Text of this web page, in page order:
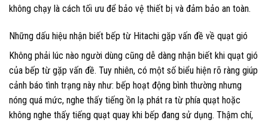
không chạy là cách tối ưu để bảo vệ thiết bị và đảm bảo an toàn.
Những dấu hiệu nhận biết bếp từ Hitachi gặp vấn đề về quạt gió
Không phải lúc nào người dùng cũng dễ dàng nhận biết khi quạt gió
của bếp từ gặp vấn đề. Tuy nhiên, có một số biểu hiện rõ ràng giúp
cảnh báo tình trạng này như: bếp hoạt động bình thường nhưng
nóng quá mức, nghe thấy tiếng ồn lạ phát ra từ phía quạt hoặc
không nghe thấy tiếng quạt quay khi bếp đang sử dụng. Thậm chí,